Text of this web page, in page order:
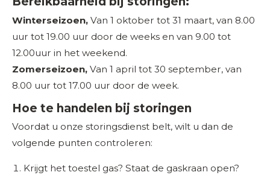
Winterseizoen, Van 1 oktober tot 31 maart, van 8.00
uur tot 19.00 uur door de weeks en van 9.00 tot
12.00uur in het weekend.
Zomerseizoen, Van 1 april tot 30 september, van
8.00 uur tot 17.00 uur door de week.
Hoe te handelen bij storingen
Voordat u onze storingsdienst belt, wilt u dan de
volgende punten controleren:
Krijgt het toestel gas? Staat de gaskraan open?